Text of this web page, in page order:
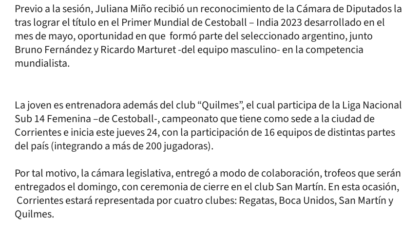
Previo a la sesión, Juliana Miño recibió un reconocimiento de la Cámara de Diputados la
tras lograr el título en el Primer Mundial de Cestoball – India 2023 desarrollado en el
mes de mayo, oportunidad en que formó parte del seleccionado argentino, junto
Bruno Fernández y Ricardo Marturet -del equipo masculino- en la competencia
mundialista.
La joven es entrenadora además del club “Quilmes”, el cual participa de la Liga Nacional
Sub 14 Femenina –de Cestoball-, campeonato que tiene como sede a la ciudad de
Corrientes e inicia este jueves 24, con la participación de 16 equipos de distintas partes
del país (integrando a más de 200 jugadoras).
Por tal motivo, la cámara legislativa, entregó a modo de colaboración, trofeos que serán
entregados el domingo, con ceremonia de cierre en el club San Martín. En esta ocasión,
Corrientes estará representada por cuatro clubes: Regatas, Boca Unidos, San Martín y
Quilmes.